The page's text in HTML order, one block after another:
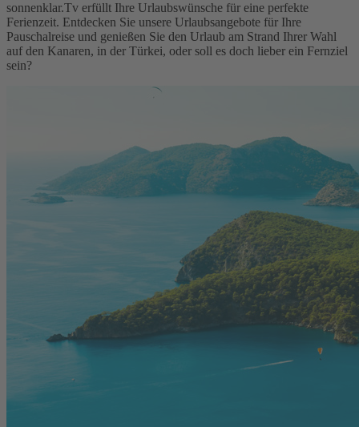
sonnenklar.Tv erfüllt Ihre Urlaubswünsche für eine perfekte
Ferienzeit. Entdecken Sie unsere Urlaubsangebote für Ihre
Pauschalreise und genießen Sie den Urlaub am Strand Ihrer Wahl
auf den Kanaren, in der Türkei, oder soll es doch lieber ein Fernziel
sein?